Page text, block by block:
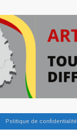
Politique de confidentialité